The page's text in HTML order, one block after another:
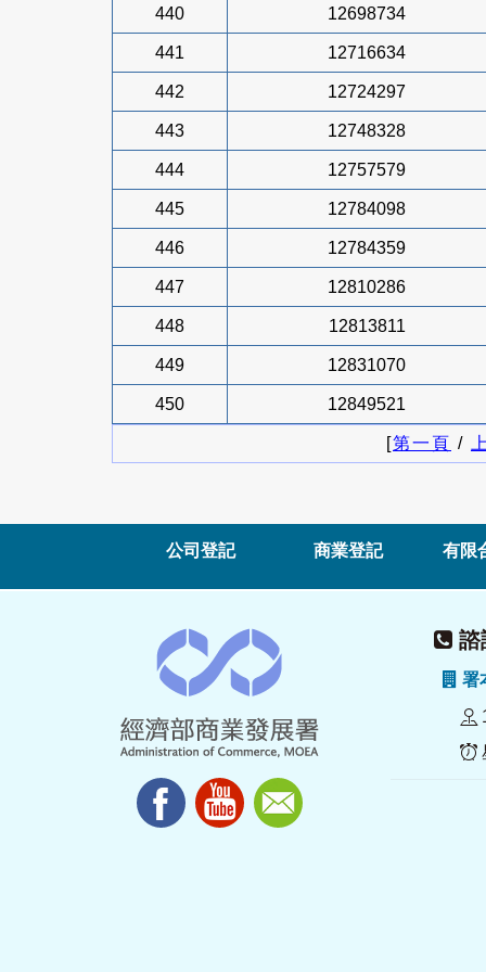
440 12698734
441 12716634
442 12724297
443 12748328
444 12757579
445 12784098
446 12784359
447 12810286
448 12813811
449 12831070
450 12849521
[第一頁 /
公司登記 商業登記 有限
諮